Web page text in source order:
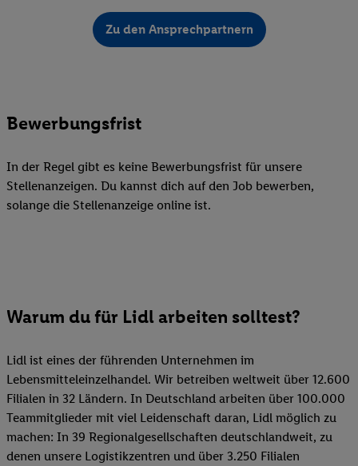
Zu den Ansprechpartnern
Bewerbungsfrist
In der Regel gibt es keine Bewerbungsfrist für unsere
Stellenanzeigen. Du kannst dich auf den Job bewerben,
solange die Stellenanzeige online ist.
Warum du für Lidl arbeiten solltest?
Lidl ist eines der führenden Unternehmen im
Lebensmitteleinzelhandel. Wir betreiben weltweit über 12.600
Filialen in 32 Ländern. In Deutschland arbeiten über 100.000
Teammitglieder mit viel Leidenschaft daran, Lidl möglich zu
machen: In 39 Regionalgesellschaften deutschlandweit, zu
denen unsere Logistikzentren und über 3.250 Filialen